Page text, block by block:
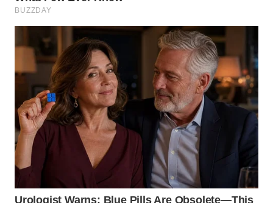
WAHANANEWS
WAHANA
SPORT
WAHANA
UMKM
WAHANA
SELEB
WAHANA
PERSONA